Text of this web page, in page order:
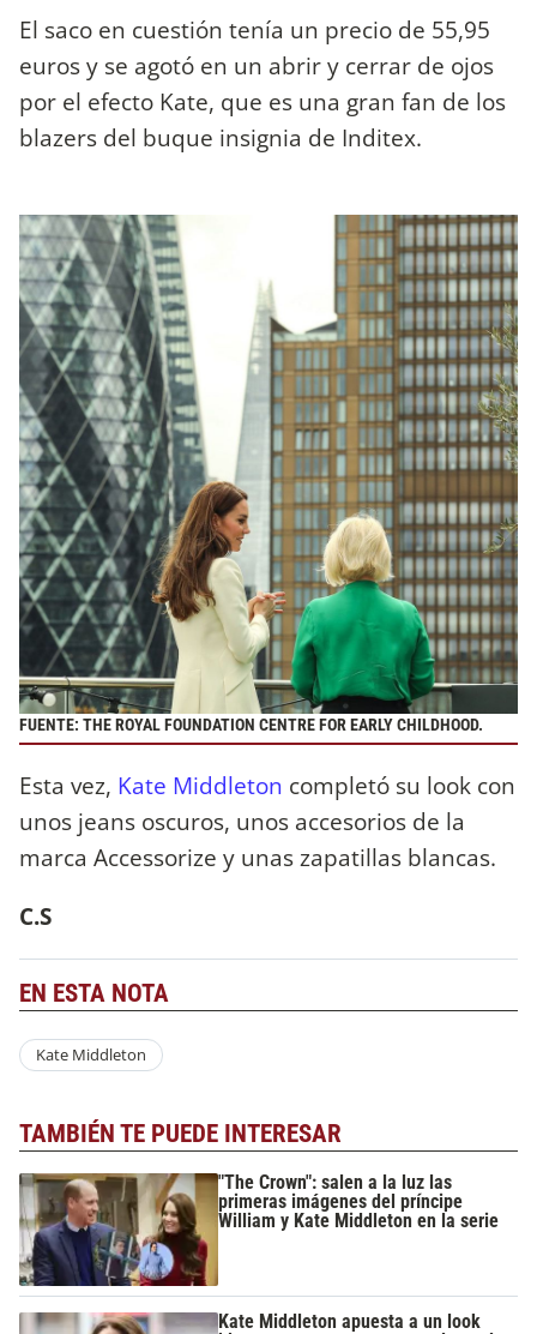
El saco en cuestión tenía un precio de 55,95
euros y se agotó en un abrir y cerrar de ojos
por el efecto Kate, que es una gran fan de los
blazers del buque insignia de Inditex.
FUENTE: THE ROYAL FOUNDATION CENTRE FOR EARLY CHILDHOOD.
Esta vez, Kate Middleton completó su look con
unos jeans oscuros, unos accesorios de la
marca Accessorize y unas zapatillas blancas.
C.S
EN ESTA NOTA
Kate Middleton
TAMBIÉN TE PUEDE INTERESAR
"The Crown": salen a la luz las
primeras imágenes del príncipe
William y Kate Middleton en la serie
Kate Middleton apuesta a un look